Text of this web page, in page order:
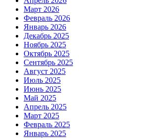
Март 2026
Февраль 2026
Январь 2026
Декабрь 2025
Ноябрь 2025
Октябрь 2025
Сентябрь 2025
Август 2025
Июль 2025
Июнь 2025
Май 2025
Апрель 2025
Март 2025
Февраль 2025
Январь 2025